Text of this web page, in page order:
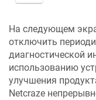
На следующем
отключить
диагностической
использованию
улучшения
Netcraze